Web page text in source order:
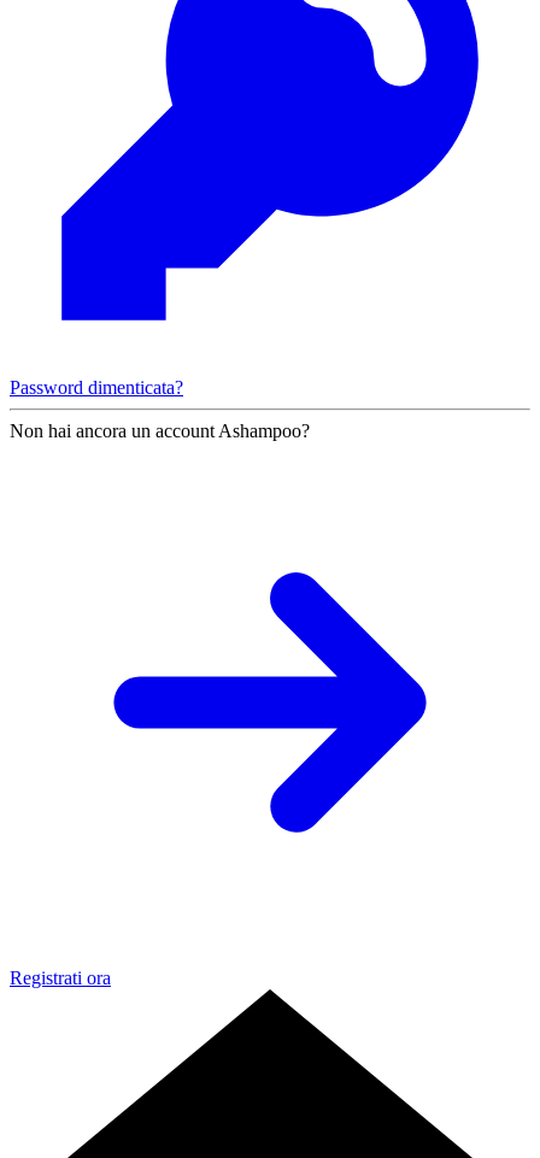
Password dimenticata?
Non hai ancora un account Ashampoo?
Registrati ora